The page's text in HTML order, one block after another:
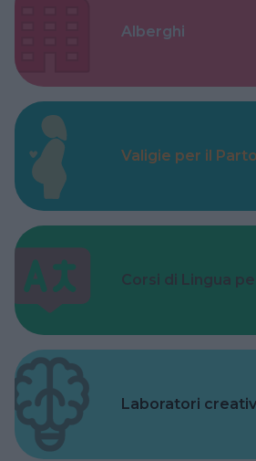
Alberghi
Valigie per il Parto
Corsi di Lingua
Laboratori